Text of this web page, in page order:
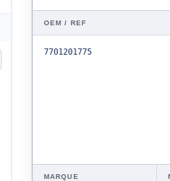
OEM / REF
7701201775
MARQUE